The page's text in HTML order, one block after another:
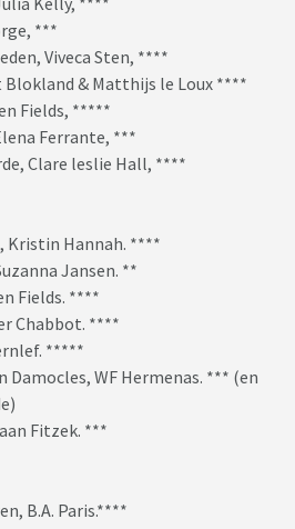
***
Viveca Sten, ****
& Matthijs le Loux ****
Fields, *****
Ferrante, ***
Clare leslie Hall, ****
Kristin Hannah. ****
Jansen. **
Fields. ****
Chabbot. ****
*****
Damocles, WF Hermenas. *** (en
Fitzek. ***
B.A. Paris.****